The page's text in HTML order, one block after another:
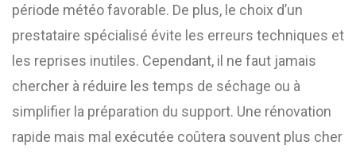
période météo favorable. De plus, le choix d’un
prestataire spécialisé évite les erreurs techniques et
les reprises inutiles. Cependant, il ne faut jamais
chercher à réduire les temps de séchage ou à
simplifier la préparation du support. Une rénovation
rapide mais mal exécutée coûtera souvent plus cher